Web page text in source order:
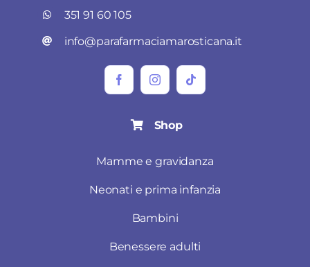
351 91 60 105
info@parafarmaciamarosticana.it
Shop
Mamme e gravidanza
Neonati e prima infanzia
Bambini
Benessere adulti